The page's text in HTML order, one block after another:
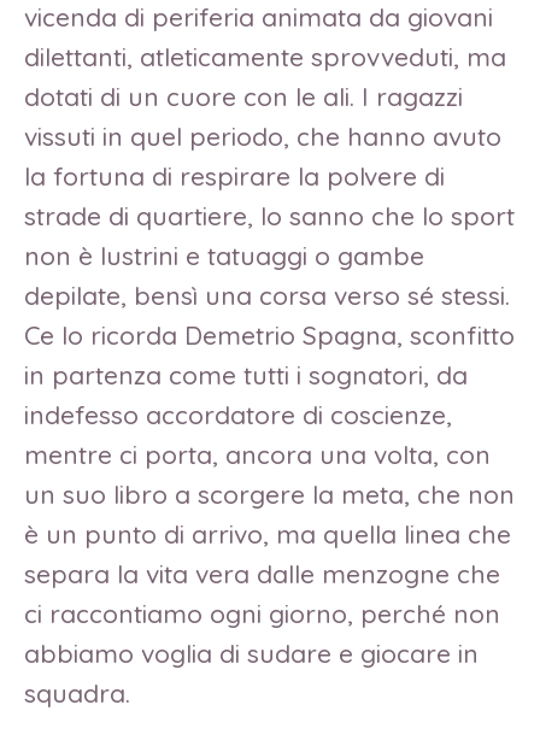
vicenda di periferia animata da giovani
dilettanti, atleticamente sprovveduti, ma
dotati di un cuore con le ali. I ragazzi
vissuti in quel periodo, che hanno avuto
la fortuna di respirare la polvere di
strade di quartiere, lo sanno che lo sport
non è lustrini e tatuaggi o gambe
depilate, bensì una corsa verso sé stessi.
Ce lo ricorda Demetrio Spagna, sconfitto
in partenza come tutti i sognatori, da
indefesso accordatore di coscienze,
mentre ci porta, ancora una volta, con
un suo libro a scorgere la meta, che non
è un punto di arrivo, ma quella linea che
separa la vita vera dalle menzogne che
ci raccontiamo ogni giorno, perché non
abbiamo voglia di sudare e giocare in
squadra.